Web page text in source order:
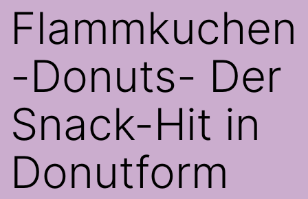
Flammkuchen
-Donuts- Der
Snack-Hit in
Donutform